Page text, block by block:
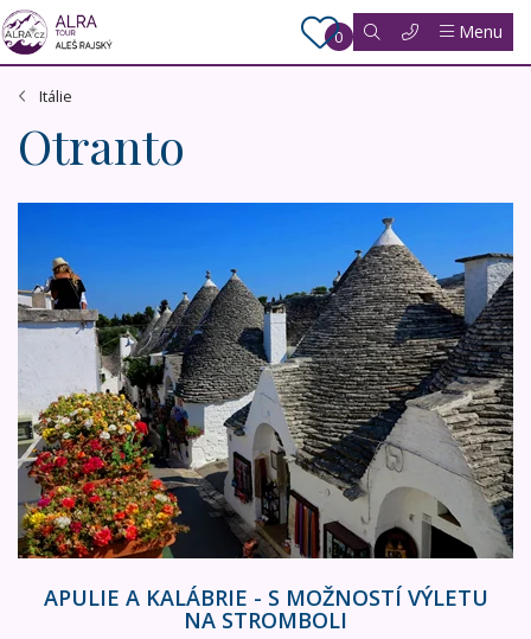
0 Menu
Itálie
Otranto
Apulie a Kalábrie - s možností výletu na Stromboli
APULIE A KALÁBRIE - S MOŽNOSTÍ VÝLETU
NA STROMBOLI